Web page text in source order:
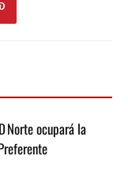
Norte ocupará la